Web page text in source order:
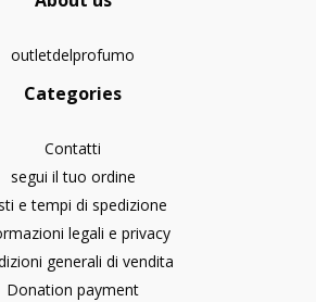
outletdelprofumo
Categories
Contatti
segui il tuo ordine
e tempi di spedizione
legali e privacy
generali di vendita
Donation payment